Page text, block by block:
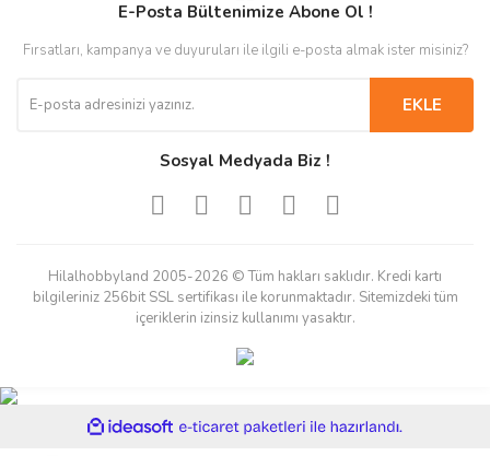
E-Posta Bültenimize Abone Ol !
Fırsatları, kampanya ve duyuruları ile ilgili e-posta almak ister misiniz?
EKLE
Sosyal Medyada Biz !
Hilalhobbyland 2005-2026 © Tüm hakları saklıdır. Kredi kartı
bilgileriniz 256bit SSL sertifikası ile korunmaktadır. Sitemizdeki tüm
içeriklerin izinsiz kullanımı yasaktır.
ideasoft
e-